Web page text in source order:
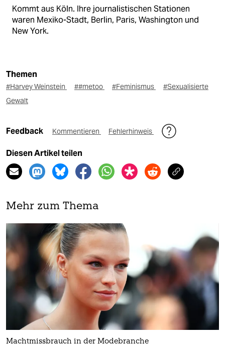
Kommt aus Köln. Ihre journalistischen Stationen
waren Mexiko-Stadt, Berlin, Paris, Washington und
New York.
Themen
#Harvey Weinstein ##metoo #Feminismus
#Sexualisierte
Gewalt
Feedback Kommentieren Fehlerhinweis
Diesen Artikel teilen
Mehr zum Thema
Machtmissbrauch in der Modebranche